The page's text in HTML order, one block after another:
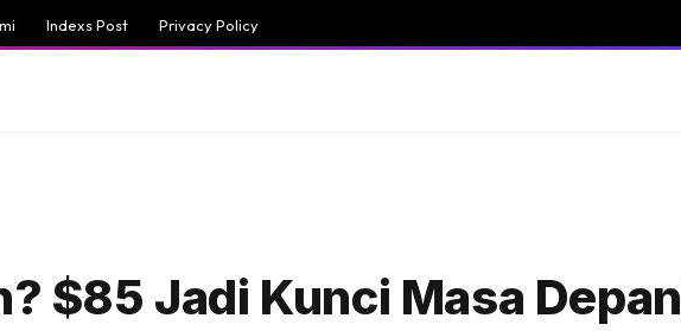
Indexs Post Privacy Policy
$85 Jadi Kunci Masa